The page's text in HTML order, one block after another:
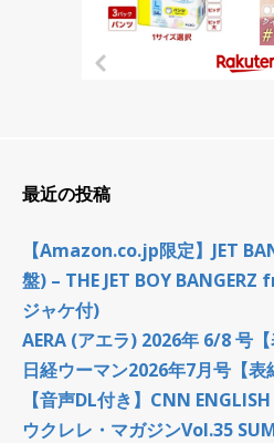
最近の投稿
【Amazon.co.jp限定】JET
盤) – THE JET BOY BANGERZ
ジャケ付)
AERA (アエラ) 2026年 6/8 号
日経ウーマン2026年7月号【表
【音声DL付き】CNN
ウクレレ・マガジンVol.35